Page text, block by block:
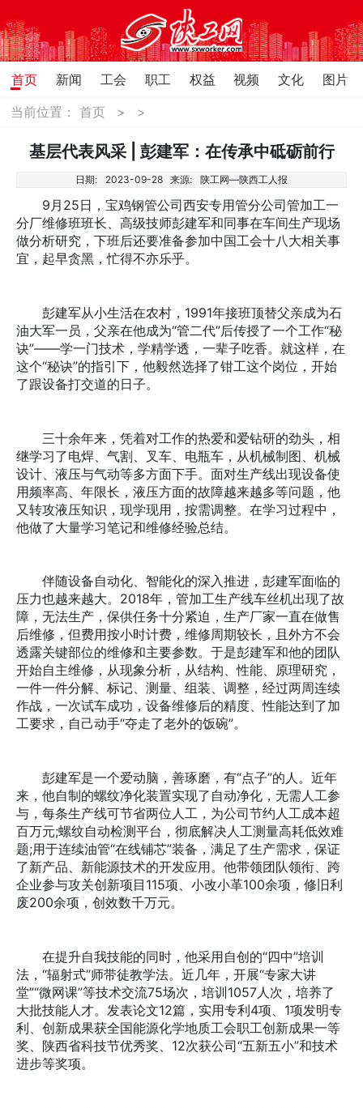
首页 新闻 工会 职工 权益 视频 文化
图片
当前位置：首页 > >
基层代表风采 | 彭建军：在传承中砥砺前行
日期: 2023-09-28 来源: 陕工网—陕西工人报
9月25日，宝鸡钢管公司西安专用管分公司管加工一
分厂维修班班长、高级技师彭建军和同事在车间生产现场
做分析研究，下班后还要准备参加中国工会十八大相关事
宜，起早贪黑，忙得不亦乐乎。
彭建军从小生活在农村，1991年接班顶替父亲成为石
油大军一员，父亲在他成为“管二代”后传授了一个工作“秘
诀”——学一门技术，学精学透，一辈子吃香。就这样，在
这个“秘诀”的指引下，他毅然选择了钳工这个岗位，开始
了跟设备打交道的日子。
三十余年来，凭着对工作的热爱和爱钻研的劲头，相
继学习了电焊、气割、叉车、电瓶车，从机械制图、机械
设计、液压与气动等多方面下手。面对生产线出现设备使
用频率高、年限长，液压方面的故障越来越多等问题，他
又转攻液压知识，现学现用，按需调整。在学习过程中，
他做了大量学习笔记和维修经验总结。
伴随设备自动化、智能化的深入推进，彭建军面临的
压力也越来越大。2018年，管加工生产线车丝机出现了故
障，无法生产，保供任务十分紧迫，生产厂家一直在做售
后维修，但费用按小时计费，维修周期较长，且外方不会
透露关键部位的维修和主要参数。于是彭建军和他的团队
开始自主维修，从现象分析，从结构、性能、原理研究，
一件一件分解、标记、测量、组装、调整，经过两周连续
作战，一次试车成功，设备维修后的精度、性能达到了加
工要求，自己动手“夺走了老外的饭碗”。
彭建军是一个爱动脑，善琢磨，有“点子”的人。近年
来，他自制的螺纹净化装置实现了自动净化，无需人工参
与，每条生产线可节省两位人工，为公司节约人工成本超
百万元;螺纹自动检测平台，彻底解决人工测量高耗低效难
题;用于连续油管“在线铺芯”装备，满足了生产需求，保证
了新产品、新能源技术的开发应用。他带领团队领衔、跨
企业参与攻关创新项目115项、小改小革100余项，修旧利
废200余项，创效数千万元。
在提升自我技能的同时，他采用自创的“四中”培训
法，“辐射式”师带徒教学法。近几年，开展“专家大讲
堂”“微网课”等技术交流75场次，培训1057人次，培养了
大批技能人才。发表论文12篇，实用专利4项、1项发明专
利、创新成果获全国能源化学地质工会职工创新成果一等
奖、陕西省科技节优秀奖、12次获公司“五新五小”和技术
进步等奖项。